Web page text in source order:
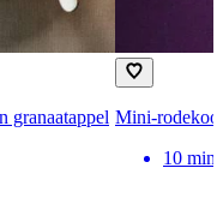
granaatappel Mini-
10 min